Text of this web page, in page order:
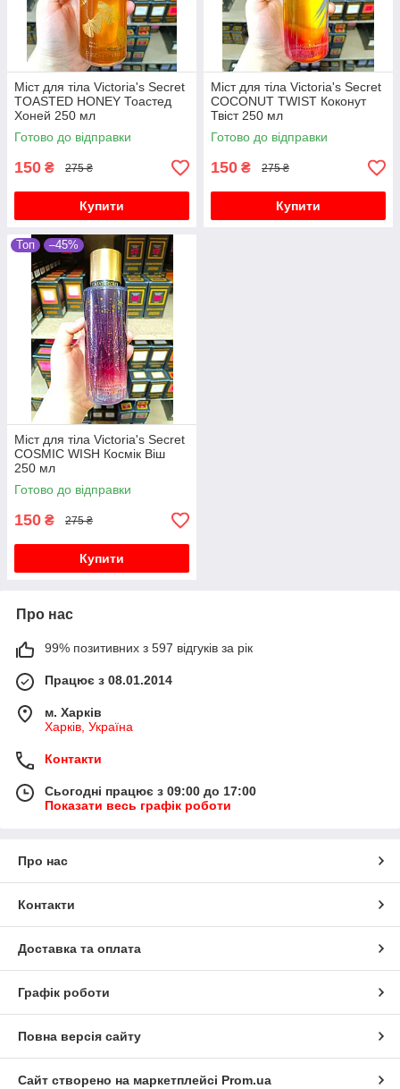
Міст для тіла Victoria's Secret
TOASTED HONEY Тоастед
Хоней 250 мл
Готово до відправки
150 ₴ 275 ₴
Купити
Міст для тіла Victoria's Secret
COCONUT TWIST Коконут
Твіст 250 мл
Готово до відправки
150 ₴ 275 ₴
Купити
Топ –45%
Міст для тіла Victoria's Secret
COSMIC WISH Космік Віш
250 мл
Готово до відправки
150 ₴ 275 ₴
Купити
Про нас
99% позитивних з 597 відгуків за рік
Працює з 08.01.2014
м. Харків
Харків, Україна
Контакти
Сьогодні працює з 09:00 до 17:00
Показати весь графік роботи
Про нас
Контакти
Доставка та оплата
Графік роботи
Повна версія сайту
Сайт створено на маркетплейсі Prom.ua